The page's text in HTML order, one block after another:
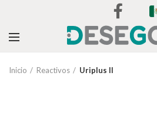
Inicio Reactivos Uriplus II